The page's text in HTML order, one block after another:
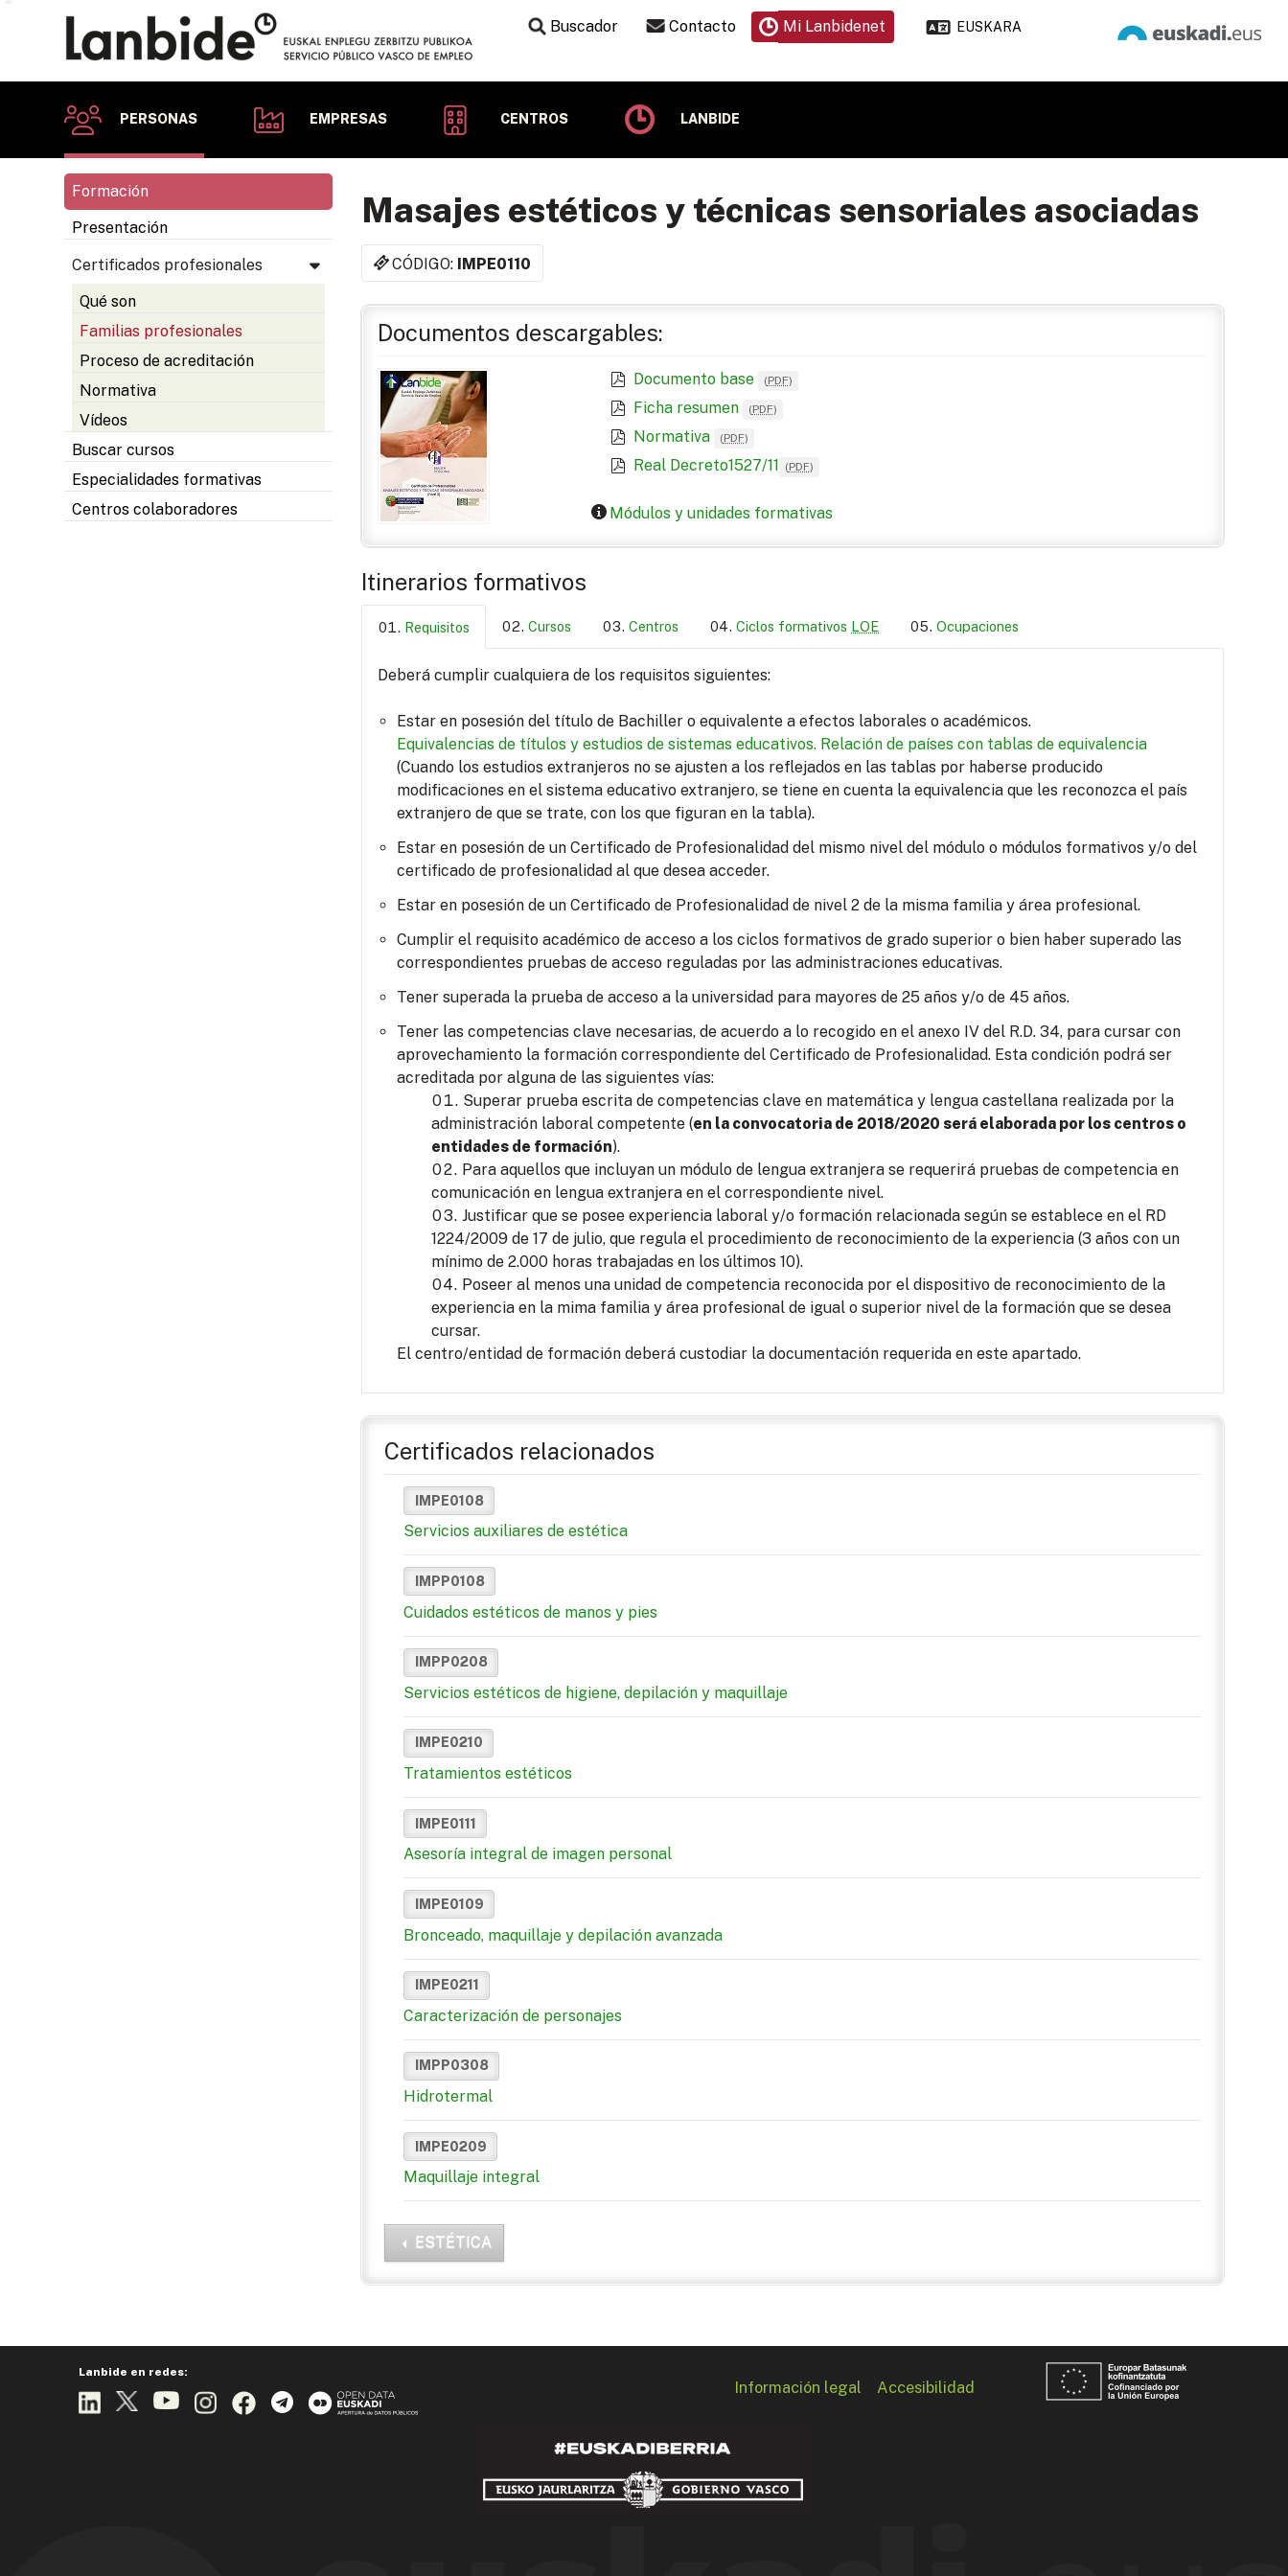
Buscador Contacto Mi Lanbidenet EUSKARA
PERSONAS EMPRESAS CENTROS LANBIDE
Formación
Presentación
Certificados profesionales
Qué son
Familias profesionales
Proceso de acreditación
Normativa
Vídeos
Buscar cursos
Especialidades formativas
Centros colaboradores
Masajes estéticos y técnicas sensoriales asociadas
CÓDIGO: IMPE0110
Documentos descargables:
Documento base (PDF)
Ficha resumen (PDF)
Normativa (PDF)
Real Decreto1527/11 (PDF)
Módulos y unidades formativas
Itinerarios formativos
Requisitos Cursos Centros Ciclos formativos LOE Ocupaciones
Deberá cumplir cualquiera de los requisitos siguientes:
Estar en posesión del título de Bachiller o equivalente a efectos laborales o académicos.
Equivalencias de títulos y estudios de sistemas educativos. Relación de países con tablas de equivalencia
(Cuando los estudios extranjeros no se ajusten a los reflejados en las tablas por haberse producido
modificaciones en el sistema educativo extranjero, se tiene en cuenta la equivalencia que les reconozca el país
extranjero de que se trate, con los que figuran en la tabla).
Estar en posesión de un Certificado de Profesionalidad del mismo nivel del módulo o módulos formativos y/o del
certificado de profesionalidad al que desea acceder.
Estar en posesión de un Certificado de Profesionalidad de nivel 2 de la misma familia y área profesional.
Cumplir el requisito académico de acceso a los ciclos formativos de grado superior o bien haber superado las
correspondientes pruebas de acceso reguladas por las administraciones educativas.
Tener superada la prueba de acceso a la universidad para mayores de 25 años y/o de 45 años.
Tener las competencias clave necesarias, de acuerdo a lo recogido en el anexo IV del R.D. 34, para cursar con
aprovechamiento la formación correspondiente del Certificado de Profesionalidad. Esta condición podrá ser
acreditada por alguna de las siguientes vías:
Superar prueba escrita de competencias clave en matemática y lengua castellana realizada por la
administración laboral competente (en la convocatoria de 2018/2020 será elaborada por los centros o
entidades de formación).
Para aquellos que incluyan un módulo de lengua extranjera se requerirá pruebas de competencia en
comunicación en lengua extranjera en el correspondiente nivel.
Justificar que se posee experiencia laboral y/o formación relacionada según se establece en el RD
1224/2009 de 17 de julio, que regula el procedimiento de reconocimiento de la experiencia (3 años con un
mínimo de 2.000 horas trabajadas en los últimos 10).
Poseer al menos una unidad de competencia reconocida por el dispositivo de reconocimiento de la
experiencia en la mima familia y área profesional de igual o superior nivel de la formación que se desea
cursar.
El centro/entidad de formación deberá custodiar la documentación requerida en este apartado.
Certificados relacionados
IMPE0108
Servicios auxiliares de estética
IMPP0108
Cuidados estéticos de manos y pies
IMPP0208
Servicios estéticos de higiene, depilación y maquillaje
IMPE0210
Tratamientos estéticos
IMPE0111
Asesoría integral de imagen personal
IMPE0109
Bronceado, maquillaje y depilación avanzada
IMPE0211
Caracterización de personajes
IMPP0308
Hidrotermal
IMPE0209
Maquillaje integral
ESTÉTICA
Lanbide en redes:
Información legal Accesibilidad